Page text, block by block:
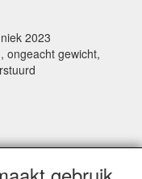
2023
ongeacht gewicht,